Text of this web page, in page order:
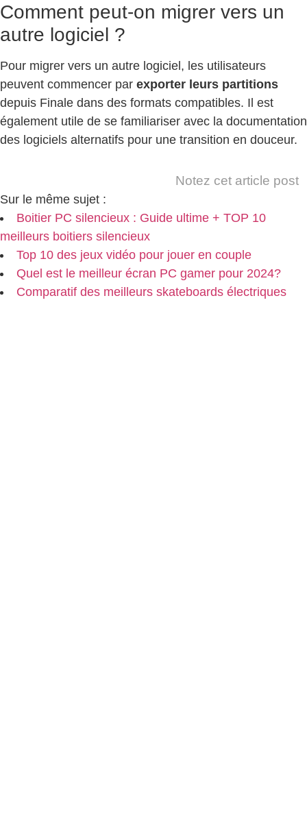
Comment peut-on migrer vers un
autre logiciel ?
Pour migrer vers un autre logiciel, les utilisateurs
peuvent commencer par exporter leurs partitions
depuis Finale dans des formats compatibles. Il est
également utile de se familiariser avec la documentation
des logiciels alternatifs pour une transition en douceur.
Notez cet article post
Sur le même sujet :
Boitier PC silencieux : Guide ultime + TOP 10
meilleurs boitiers silencieux
Top 10 des jeux vidéo pour jouer en couple
Quel est le meilleur écran PC gamer pour 2024?
Comparatif des meilleurs skateboards électriques